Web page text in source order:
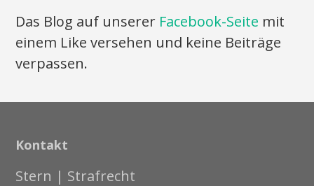
Das Blog auf unserer Facebook-Seite mit
einem Like versehen und keine Beiträge
verpassen.
Kontakt
Stern | Strafrecht